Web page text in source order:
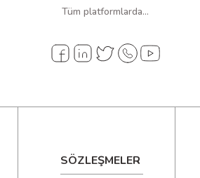
Tüm platformlarda...
SÖZLEŞMELER